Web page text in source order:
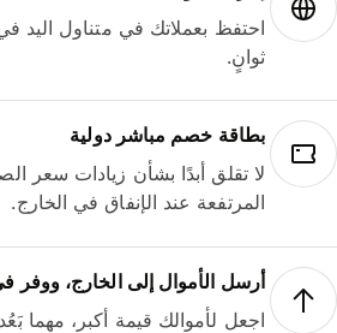
احتفظ بعملاتك في متناول اليد في
ثوانٍ.
بطاقة خصم مباشر دولية
لا تقلق أبدًا بشأن زيادات سعر
المرتفعة عند الإنفاق في الخارج.
أرسل الأموال إلى الخارج، ووفر في
اجعل لأموالك قيمة أكبر، مهما